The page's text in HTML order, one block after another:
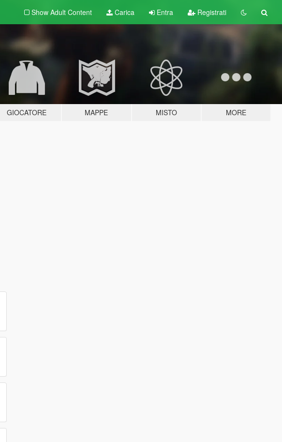
Show Adult Content Carica Entra Registrati
GIOCATORE MAPPE MISTO MORE